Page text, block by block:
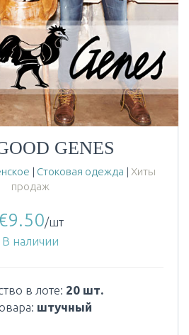
GENES
| Стоковая одежда | Хиты
продаж
9.50/шт
В наличии
в лоте: 20 шт.
штучный